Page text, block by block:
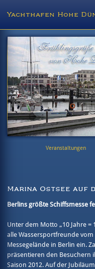
Yachthafen Hohe
Veranstaltungen
Marina Ostsee auf
Berlins größte Schiffsmesse
Unter dem Motto „10 Jahre =
alle Wassersportfreunde vom
Messegelände in Berlin ein.
präsentieren den Besuchern
Saison 2012. Auf der